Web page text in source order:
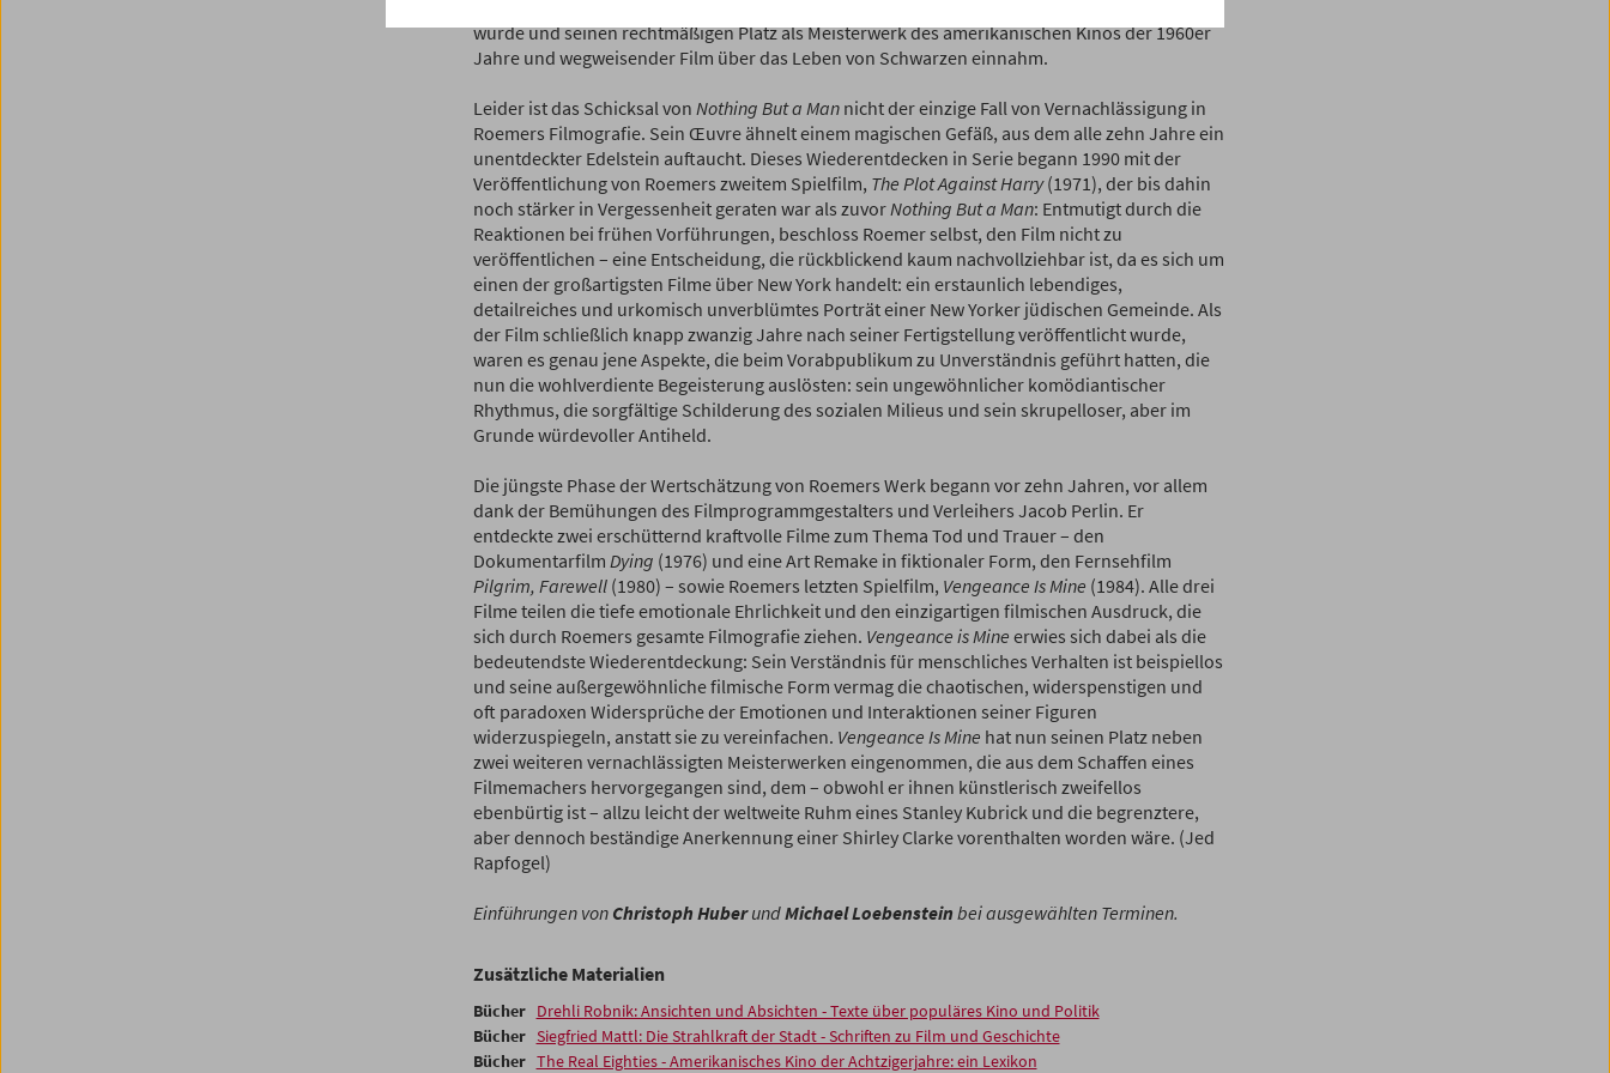
wurde und seinen rechtmäßigen Platz als Meisterwerk des amerikanischen Kinos der 1960er
Jahre und wegweisender Film über das Leben von Schwarzen einnahm.
Leider ist das Schicksal von Nothing But a Mannicht der einzige Fall von Vernachlässigung in
Roemers Filmografie. Sein Œuvre ähnelt einem magischen Gefäß, aus dem alle zehn Jahre ein
unentdeckter Edelstein auftaucht. Dieses Wiederentdecken in Serie begann 1990 mit der
Veröffentlichung von Roemers zweitem Spielfilm, The Plot Against Harry(1971), der bis dahin
noch stärker in Vergessenheit geraten war als zuvorNothing But a Man: Entmutigt durch die
Reaktionen bei frühen Vorführungen, beschloss Roemer selbst, den Film nicht zu
veröffentlichen – eine Entscheidung, die rückblickend kaum nachvollziehbar ist, da es sich um
einen der großartigsten Filme über New York handelt: ein erstaunlich lebendiges,
detailreiches und urkomisch unverblümtes Porträt einer New Yorker jüdischen Gemeinde. Als
der Film schließlich knapp zwanzig Jahre nach seiner Fertigstellung veröffentlicht wurde,
waren es genau jene Aspekte, die beim Vorabpublikum zu Unverständnis geführt hatten, die
nun die wohlverdiente Begeisterung auslösten: sein ungewöhnlicher komödiantischer
Rhythmus, die sorgfältige Schilderung des sozialen Milieus und sein skrupelloser, aber im
Grunde würdevoller Antiheld.
Die jüngste Phase der Wertschätzung von Roemers Werk begann vor zehn Jahren, vor allem
dank der Bemühungen des Filmprogrammgestalters und Verleihers Jacob Perlin. Er
entdeckte zwei erschütternd kraftvolle Filme zum Thema Tod und Trauer – den
Dokumentarfilm Dying (1976) und eine Art Remake in fiktionaler Form, den Fernsehfilm
Pilgrim, Farewell(1980) – sowie Roemers letzten Spielfilm, Vengeance Is Mine (1984). Alle drei
Filme teilen die tiefe emotionale Ehrlichkeit und den einzigartigen filmischen Ausdruck, die
sich durch Roemers gesamte Filmografie ziehen. Vengeance is Mine erwies sich dabei als die
bedeutendste Wiederentdeckung: Sein Verständnis für menschliches Verhalten ist beispiellos
und seine außergewöhnliche filmische Form vermag die chaotischen, widerspenstigen und
oft paradoxen Widersprüche der Emotionen und Interaktionen seiner Figuren
widerzuspiegeln, anstatt sie zu vereinfachen. Vengeance Is Mine hat nun seinen Platz neben
zwei weiteren vernachlässigten Meisterwerken eingenommen, die aus dem Schaffen eines
Filmemachers hervorgegangen sind, dem – obwohl er ihnen künstlerisch zweifellos
ebenbürtig ist – allzu leicht der weltweite Ruhm eines Stanley Kubrick und die begrenztere,
aber dennoch beständige Anerkennung einer Shirley Clarke vorenthalten worden wäre. (Jed
Rapfogel)
Einführungen von Christoph HuberundMichael Loebenstein bei ausgewählten Terminen.
Zusätzliche Materialien
Bücher Drehli Robnik: Ansichten und Absichten - Texte über populäres Kino und Politik
Bücher Siegfried Mattl: Die Strahlkraft der Stadt - Schriften zu Film und Geschichte
Bücher The Real Eighties - Amerikanisches Kino der Achtzigerjahre: ein Lexikon